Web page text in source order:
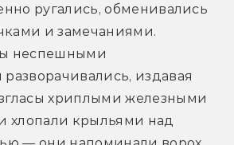
ругались, обменивались
и замечаниями.
неспешными
издавая
хриплыми железными
хлопали крыльями над